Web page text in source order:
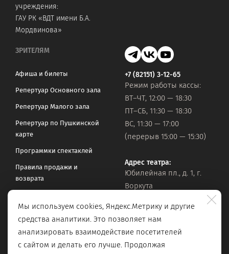
учреждения:
ГАУ РК «ВДТ имени Б.А.
Мордвинова»
ЗРИТЕЛЯМ
Афиша и билеты
Репертуар Основного зала
Репертуар Малого зала
Репертуар по Пушкинской
карте
Программки спектаклей
Правила продажи и
возврата
Оставить обращение
+7 (82151) 3-12-65
Режим работы кассы:
ВТ–ЧТ, 12:00 — 18:30
ПТ–СБ, 11:30 — 18:30
ВС, 11:30 — 17:00
(перерыв 15:00 — 15:30)
Адрес театра:
Юбилейная пл., д. 1, г.
Воркута
Официальная почта:
vorkteatrdr@mail.ru
Мы используем cookies, Яндекс.Метрику и другие
средства аналитики. Это позволяет нам
анализировать взаимодействие посетителей
с сайтом и делать его лучше. Продолжая